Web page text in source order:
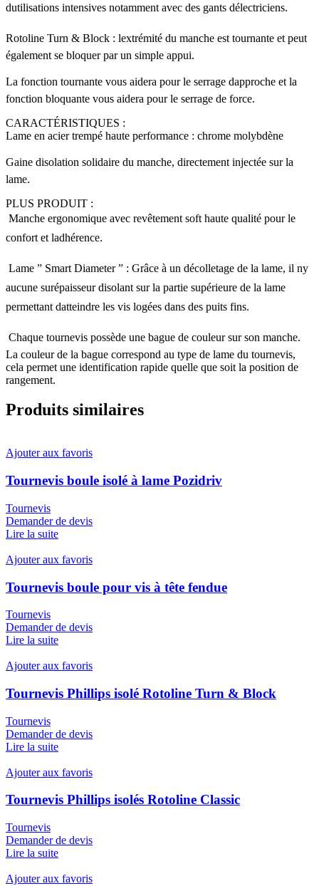
dutilisations intensives notamment avec des gants délectriciens.
Rotoline Turn & Block : lextrémité du manche est tournante et peut
également se bloquer par un simple appui.
La fonction tournante vous aidera pour le serrage dapproche et la
fonction bloquante vous aidera pour le serrage de force.
CARACTÉRISTIQUES :
Lame en acier trempé haute performance : chrome molybdène
Gaine disolation solidaire du manche, directement injectée sur la
lame.
PLUS PRODUIT :
 Manche ergonomique avec revêtement soft haute qualité pour le
confort et ladhérence.
 Lame ” Smart Diameter ” : Grâce à un décolletage de la lame, il ny
aucune surépaisseur disolant sur la partie supérieure de la lame
permettant datteindre les vis logées dans des puits fins.
 Chaque tournevis possède une bague de couleur sur son manche.
La couleur de la bague correspond au type de lame du tournevis,
cela permet une identification rapide quelle que soit la position de
rangement.
Produits similaires
Ajouter aux favoris
Tournevis boule isolé à lame Pozidriv
Tournevis
Demander de devis
Lire la suite
Ajouter aux favoris
Tournevis boule pour vis à tête fendue
Tournevis
Demander de devis
Lire la suite
Ajouter aux favoris
Tournevis Phillips isolé Rotoline Turn & Block
Tournevis
Demander de devis
Lire la suite
Ajouter aux favoris
Tournevis Phillips isolés Rotoline Classic
Tournevis
Demander de devis
Lire la suite
Ajouter aux favoris